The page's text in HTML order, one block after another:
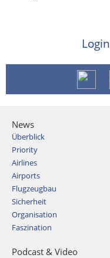
Login
News
Überblick
Priority
Airlines
Airports
Flugzeugbau
Sicherheit
Organisation
Faszination
Podcast & Video